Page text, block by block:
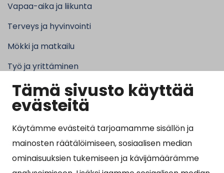
Tämä sivusto käyttää
evästeitä
Käytämme evästeitä tarjoamamme sisällön ja
mainosten räätälöimiseen, sosiaalisen median
ominaisuuksien tukemiseen ja kävijämäärämme
Vapaa-aika ja liikunta
Terveys ja hyvinvointi
Mökki ja matkailu
Työ ja yrittäminen
Kunta ja hallinto
Suosituimmat sivut
Esityslistat, pöytäkirjat, viranhaltijapäätökset ja